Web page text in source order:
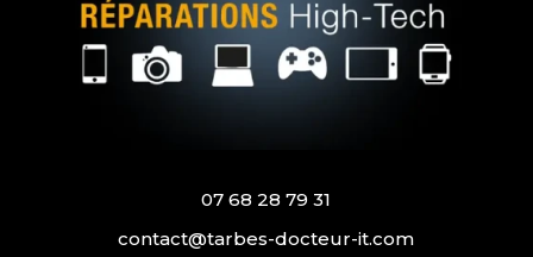
07 68 28 79 31
contact@tarbes-docteur-it.com